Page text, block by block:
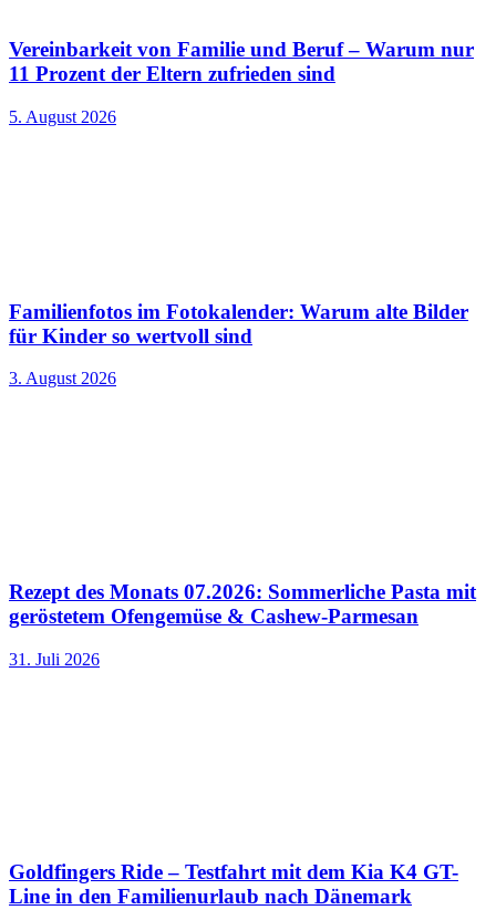
Vereinbarkeit von Familie und Beruf – Warum nur
11 Prozent der Eltern zufrieden sind
5. August 2026
Familienfotos im Fotokalender: Warum alte Bilder
für Kinder so wertvoll sind
3. August 2026
Rezept des Monats 07.2026: Sommerliche Pasta mit
geröstetem Ofengemüse & Cashew-Parmesan
31. Juli 2026
Goldfingers Ride – Testfahrt mit dem Kia K4 GT-
Line in den Familienurlaub nach Dänemark